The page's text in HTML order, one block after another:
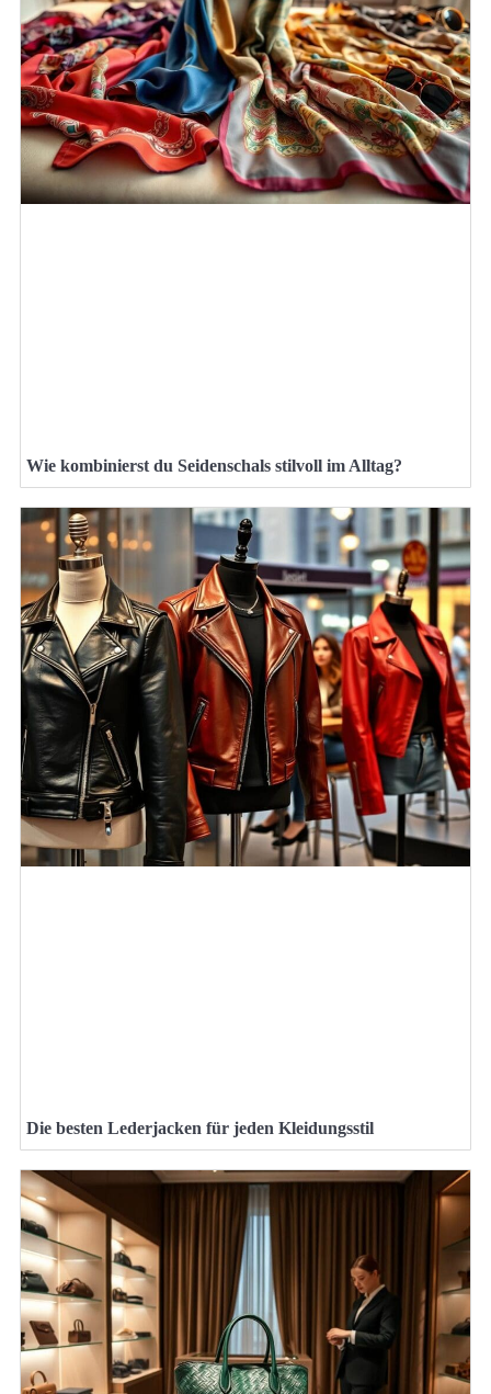
Wie kombinierst du Seidenschals stilvoll im Alltag?
Die besten Lederjacken für jeden Kleidungsstil